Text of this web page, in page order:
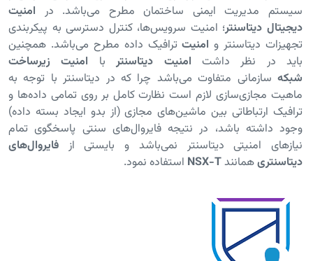
سیستم مدیریت ایمنی ساختمان مطرح می‌باشد. در امنیت
دیجیتال دیتاسنتر؛ امنیت سرویس‌ها، کنترل دسترسی‌ به پیکربندی
تجهیزات دیتاسنتر و امنیتترافیک داده مطرح می‌باشد. همچنین
باید در نظر داشت امنیت دیتاسنتربا امنیت زیرساخت
شبکه سازمانی متفاوت می‌باشد چرا که در دیتاسنتر با توجه به
ماهیت مجازی‌سازی لازم است نظارت کامل بر روی تمامی داده‌ها و
ترافیک ارتباطاتی بین ماشین‌های مجازی (از بدو ایجاد بسته داده)
وجود داشته باشد، در نتیجه فایروال‌های سنتی پاسخگوی تمام
نیازهای امنیتی دیتاسنتر نمی‌باشد و بایستی از فایروال‌های
دیتاسنتریهمانندNSX-T استفاده نمود.